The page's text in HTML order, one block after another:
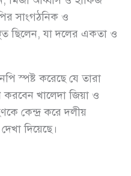
সাংগঠনিক ও
ছিলেন, যা দলের একতা ও
স্পষ্ট করেছে যে তারা
করবেন খালেদা জিয়া ও
কেন্দ্র করে দলীয়
দিয়েছে।